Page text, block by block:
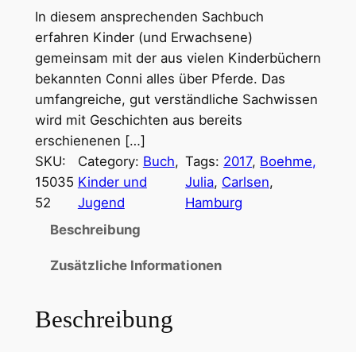
In diesem ansprechenden Sachbuch
erfahren Kinder (und Erwachsene)
gemeinsam mit der aus vielen Kinderbüchern
bekannten Conni alles über Pferde. Das
umfangreiche, gut verständliche Sachwissen
wird mit Geschichten aus bereits
erschienenen […]
SKU:
15035
52
Category: Buch
Kinder und
Jugend
Tags: 2017, Boehme,
Julia, Carlsen
Hamburg
Beschreibung
Zusätzliche Informationen
Beschreibung